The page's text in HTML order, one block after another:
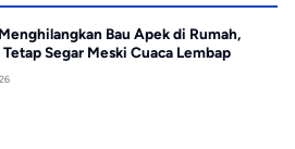
Bau Apek di Rumah,
Segar Meski Cuaca Lembap